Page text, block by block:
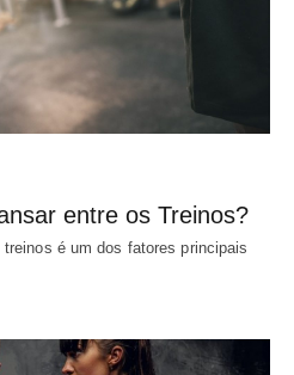
entre os Treinos?
é um dos fatores principais